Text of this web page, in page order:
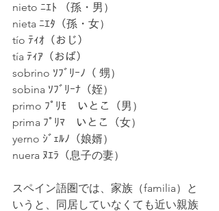
nieto ﾆｴﾄ （孫・男）
nieta ﾆｴﾀ（孫・女）
tío ﾃｨｵ（おじ）
tía ﾃｨｱ（おば）
sobrino ｿﾌﾞﾘｰﾉ（ 甥）
sobina ｿﾌﾞﾘｰﾅ（姪）
primo ﾌﾟﾘﾓ　いとこ（男）
prima ﾌﾟﾘﾏ　いとこ（女）
yerno ｼﾞｪﾙﾉ（娘婿）
nuera ﾇｴﾗ（息子の妻）
スペイン語圏では、家族（familia）と
いうと、同居していなくても近い親族